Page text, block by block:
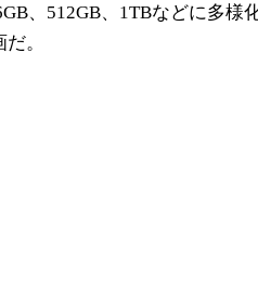
、512GB、1TBなどに多様
。